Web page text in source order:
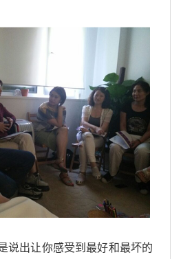
说出让你感受到最好和最坏的